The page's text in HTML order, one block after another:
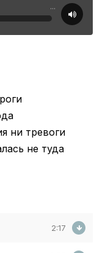
...
ни тревоги
не туда
2:17